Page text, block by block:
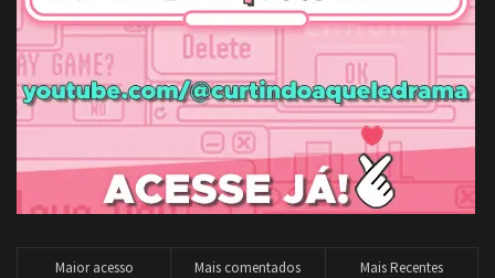
Maior acesso Mais comentados Mais Recentes